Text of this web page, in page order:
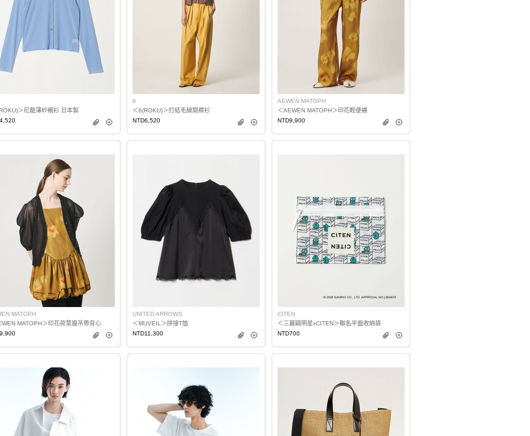
＞尼龍薄紗襯衫 日本製
6
＜6(ROKU)＞打結毛線開襟衫
NTD6,520
AEWEN MATOPH
＜AEWEN MATOPH＞印花輕便褲
NTD9,900
MATOPH
MATOPH＞印花荷葉邊吊帶背心
UNITED ARROWS
＜MUVEIL＞拼接T恤
NTD11,300
CITEN
＜三麗鷗明星xCITEN＞聯名平面收納袋
NTD700